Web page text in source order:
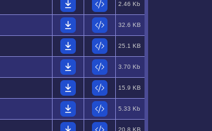
2.46 Kb
32.6 KB
25.1 KB
3.70 Kb
15.9 KB
5.33 Kb
20.8 KB